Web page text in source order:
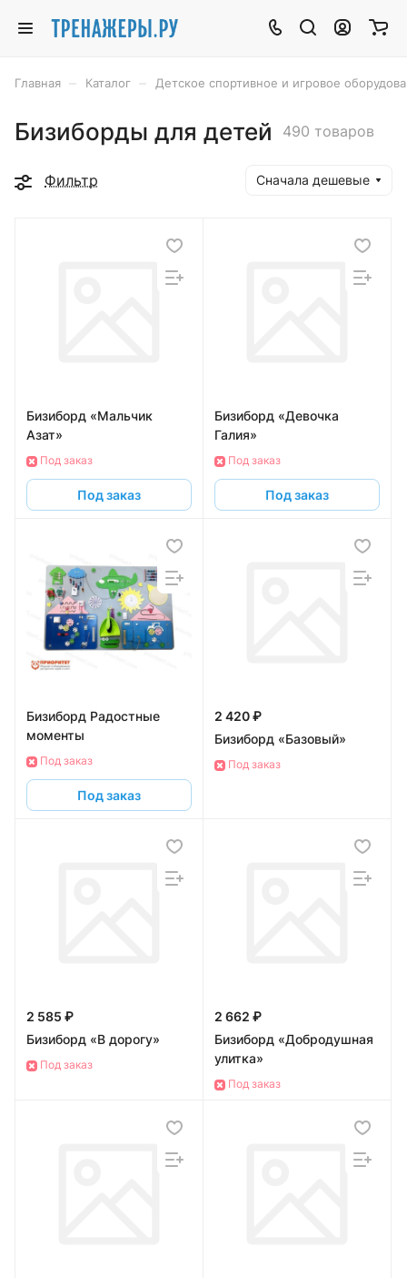
Главная Каталог Детское спортивное и игровое
Бизиборды для детей 490 товаров
Фильтр Сначала дешевые
Бизиборд «Мальчик
Азат»
Под заказ
Под заказ
Бизиборд «Девочка
Галия»
Под заказ
Под заказ
Бизиборд Радостные
моменты
Под заказ
Под заказ
2 420 ₽
Бизиборд «Базовый»
Под заказ
2 585 ₽
Бизиборд «В дорогу»
Под заказ
2 662 ₽
Бизиборд «Добродушная
улитка»
Под заказ